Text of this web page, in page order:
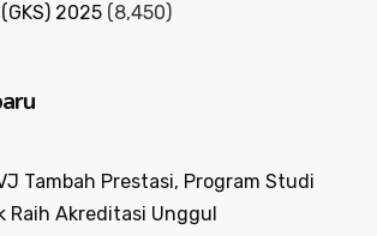
2025 (8,450)
Tambah Prestasi, Program Studi
Raih Akreditasi Unggul